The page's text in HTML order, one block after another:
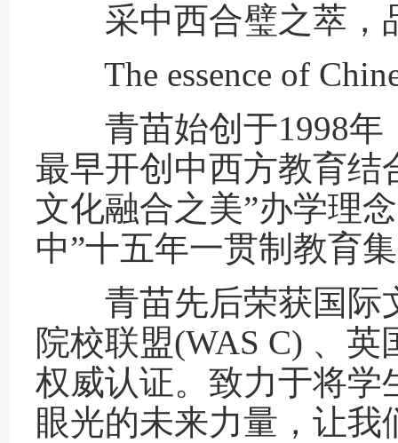
采中西合璧之萃，
The essence of
青苗始创于1998年
最早开创中西方教育结
文化融合之美”办学理
中”十五年一贯制教育
青苗先后荣获国际文
院校联盟(WAS C) 、
权威认证。致力于将学
眼光的未来力量，让